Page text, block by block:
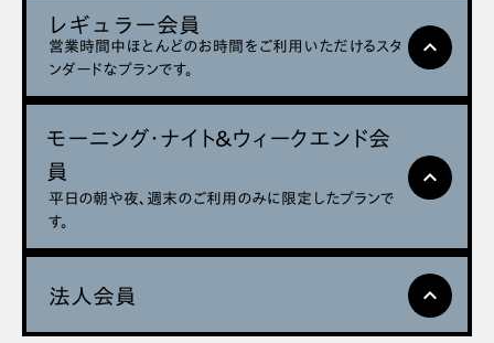
料金
¥5,000 )
スタッフが施設をご案内します。メニューの「初回トラ
イアル」ボタンより、今すぐご予約いただけます。
レギュラー会員
営業時間中ほとんどのお時間をご利用いただけるスタ
ンダードなプランです。
expand_less
料金
月会費
¥34,000(税込:¥37,400)
入会金:
会員価格12,800円のツアープロによるマンツーマンレッスンを月1
レッスンプロをみる
モーニング・ナイト&ウィークエンド会
員
平日の朝や夜、週末のご利用のみに限定したプランで
す。
expand_less
料金
月会費
法人会員 expand_less